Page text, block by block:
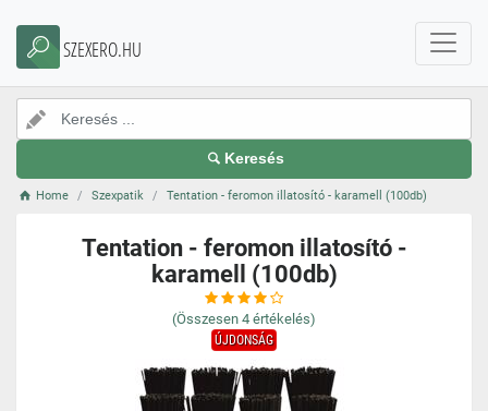
SZEXERO.HU
Keresés
Home Szexpatik Tentation - feromon illatosító - karamell (100db)
Tentation - feromon illatosító -
karamell (100db)
(Összesen 4 értékelés)
ÚJDONSÁG